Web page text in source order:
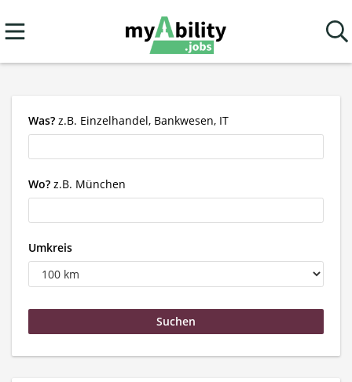
Was? z.B. Einzelhandel, Bankwesen, IT
Wo? z.B. München
Umkreis